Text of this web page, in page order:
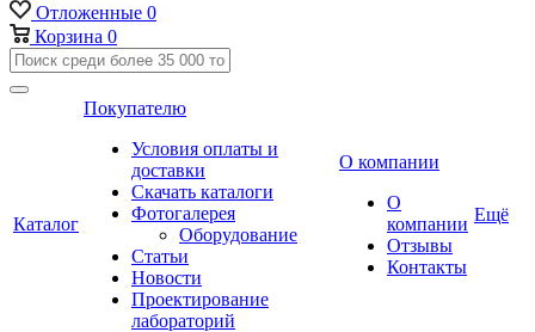
Отложенные 0
Корзина 0
Каталог
Покупателю
Условия оплаты и
доставки
Скачать каталоги
Фотогалерея
Оборудование
Статьи
Новости
Проектирование
лабораторий
О компании
О
компании
Отзывы
Контакты
Ещё